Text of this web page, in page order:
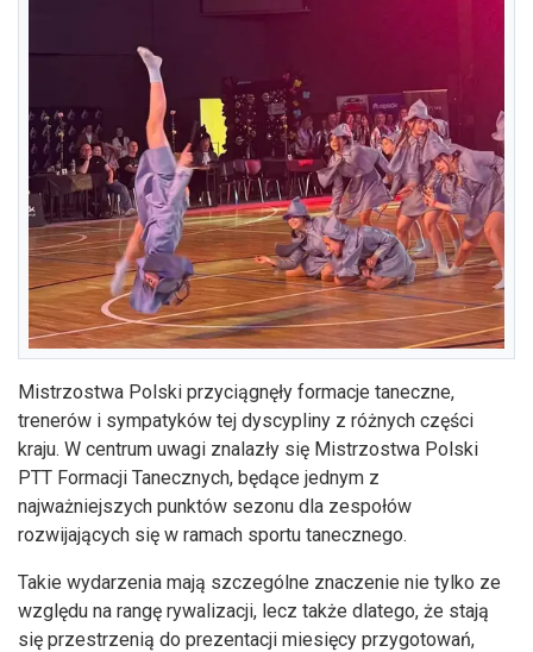
Mistrzostwa Polski przyciągnęły formacje taneczne,
trenerów i sympatyków tej dyscypliny z różnych części
kraju. W centrum uwagi znalazły się Mistrzostwa Polski
PTT Formacji Tanecznych, będące jednym z
najważniejszych punktów sezonu dla zespołów
rozwijających się w ramach sportu tanecznego.
Takie wydarzenia mają szczególne znaczenie nie tylko ze
względu na rangę rywalizacji, lecz także dlatego, że stają
się przestrzenią do prezentacji miesięcy przygotowań,